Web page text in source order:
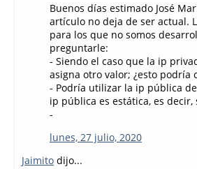
Buenos días estimado José
artículo no deja de ser actual.
para los que no somos
preguntarle:
- Siendo el caso que la ip
asigna otro valor; ¿esto podría
- Podría utilizar la ip pública
ip pública es estática, es
-
lunes, 27 julio, 2020
Jaimito dijo...